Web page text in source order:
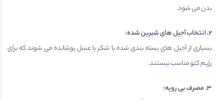
بدن می شود.
۲.انتخاب آجیل های شیرین شده:
بسیاری از آجیل های بسته بندی شده با شکر یا عسل پوشانده می شوند که برای
رژیم کتو مناسب نیستند.
۳.مصرف بی رویه: